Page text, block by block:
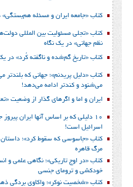
کتاب «جامعه ایران و مسئله هم‌بستگی»
کتاب «تجلی مسئولیت بین المللی
نظم جهانی» در یک نگاه
کتاب «تاریخ گم‌شده و ناگفته کُرد» در
کتاب «دلیل پریدنم»؛ جهانی که بلندتر
می‌شنود و کندتر ادامه می‌دهد!
ایران و اما و اگرهای گذار از وضعیت
10 دلیلی که بر اساس آنها ایران
اسرائیل است!
کتاب «جاسوسی که سقوط کرد»؛ داستان
مرگ قاهره
کتاب «در اوج تاریکی»؛ نگاهی علمی و
خودکشی و ترومای جنسی
کتاب «شخصیت نوکر»؛ واکاوی بردگی